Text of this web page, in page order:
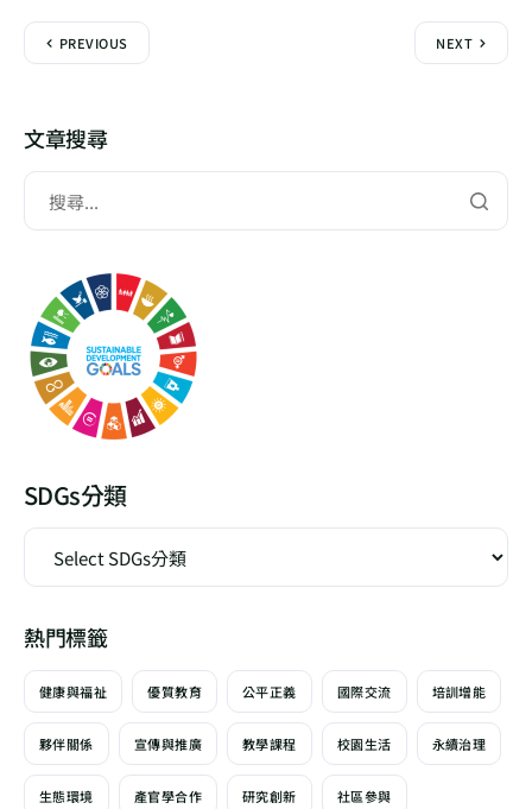
PREVIOUS NEXT
文章搜尋
SDGs分類
熱門標籤
健康與福祉 優質教育 公平正義 國際交流 培訓增能
夥伴關係 宣傳與推廣 教學課程 校園生活 永續治理
生態環境 產官學合作 研究創新 社區參與